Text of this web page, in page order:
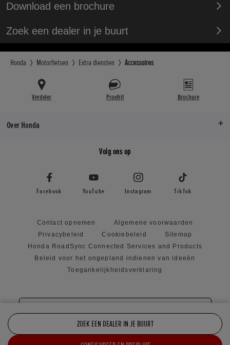
ZOEK EEN DEALER IN JE BUURT
Download een brochure
Zoek een dealer in je buurt
Honda Motorfietsen Extra diensten Accessoires
Verdeler Proefrit Brochure
Over Honda
Volg ons op
Facebook YouTube Instagram TikTok
Contact opnemen
Algemene voorwaarden
Privacybeleid
Cookiebeleid
Sitemap
Honda RoadSync Connected Services and Products
Beleid voor het ongepland indienen van ideeën
Toegankelijkheidsverklaring